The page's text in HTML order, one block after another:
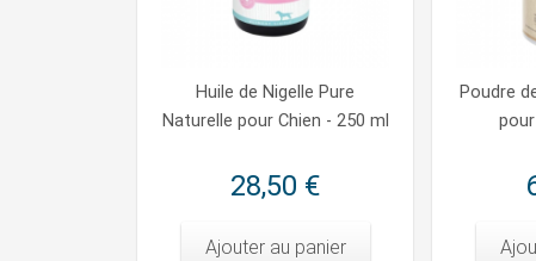
Huile de Nigelle Pure
Naturelle pour Chien - 250 ml
28,50 €
Ajouter au panier
Poudre